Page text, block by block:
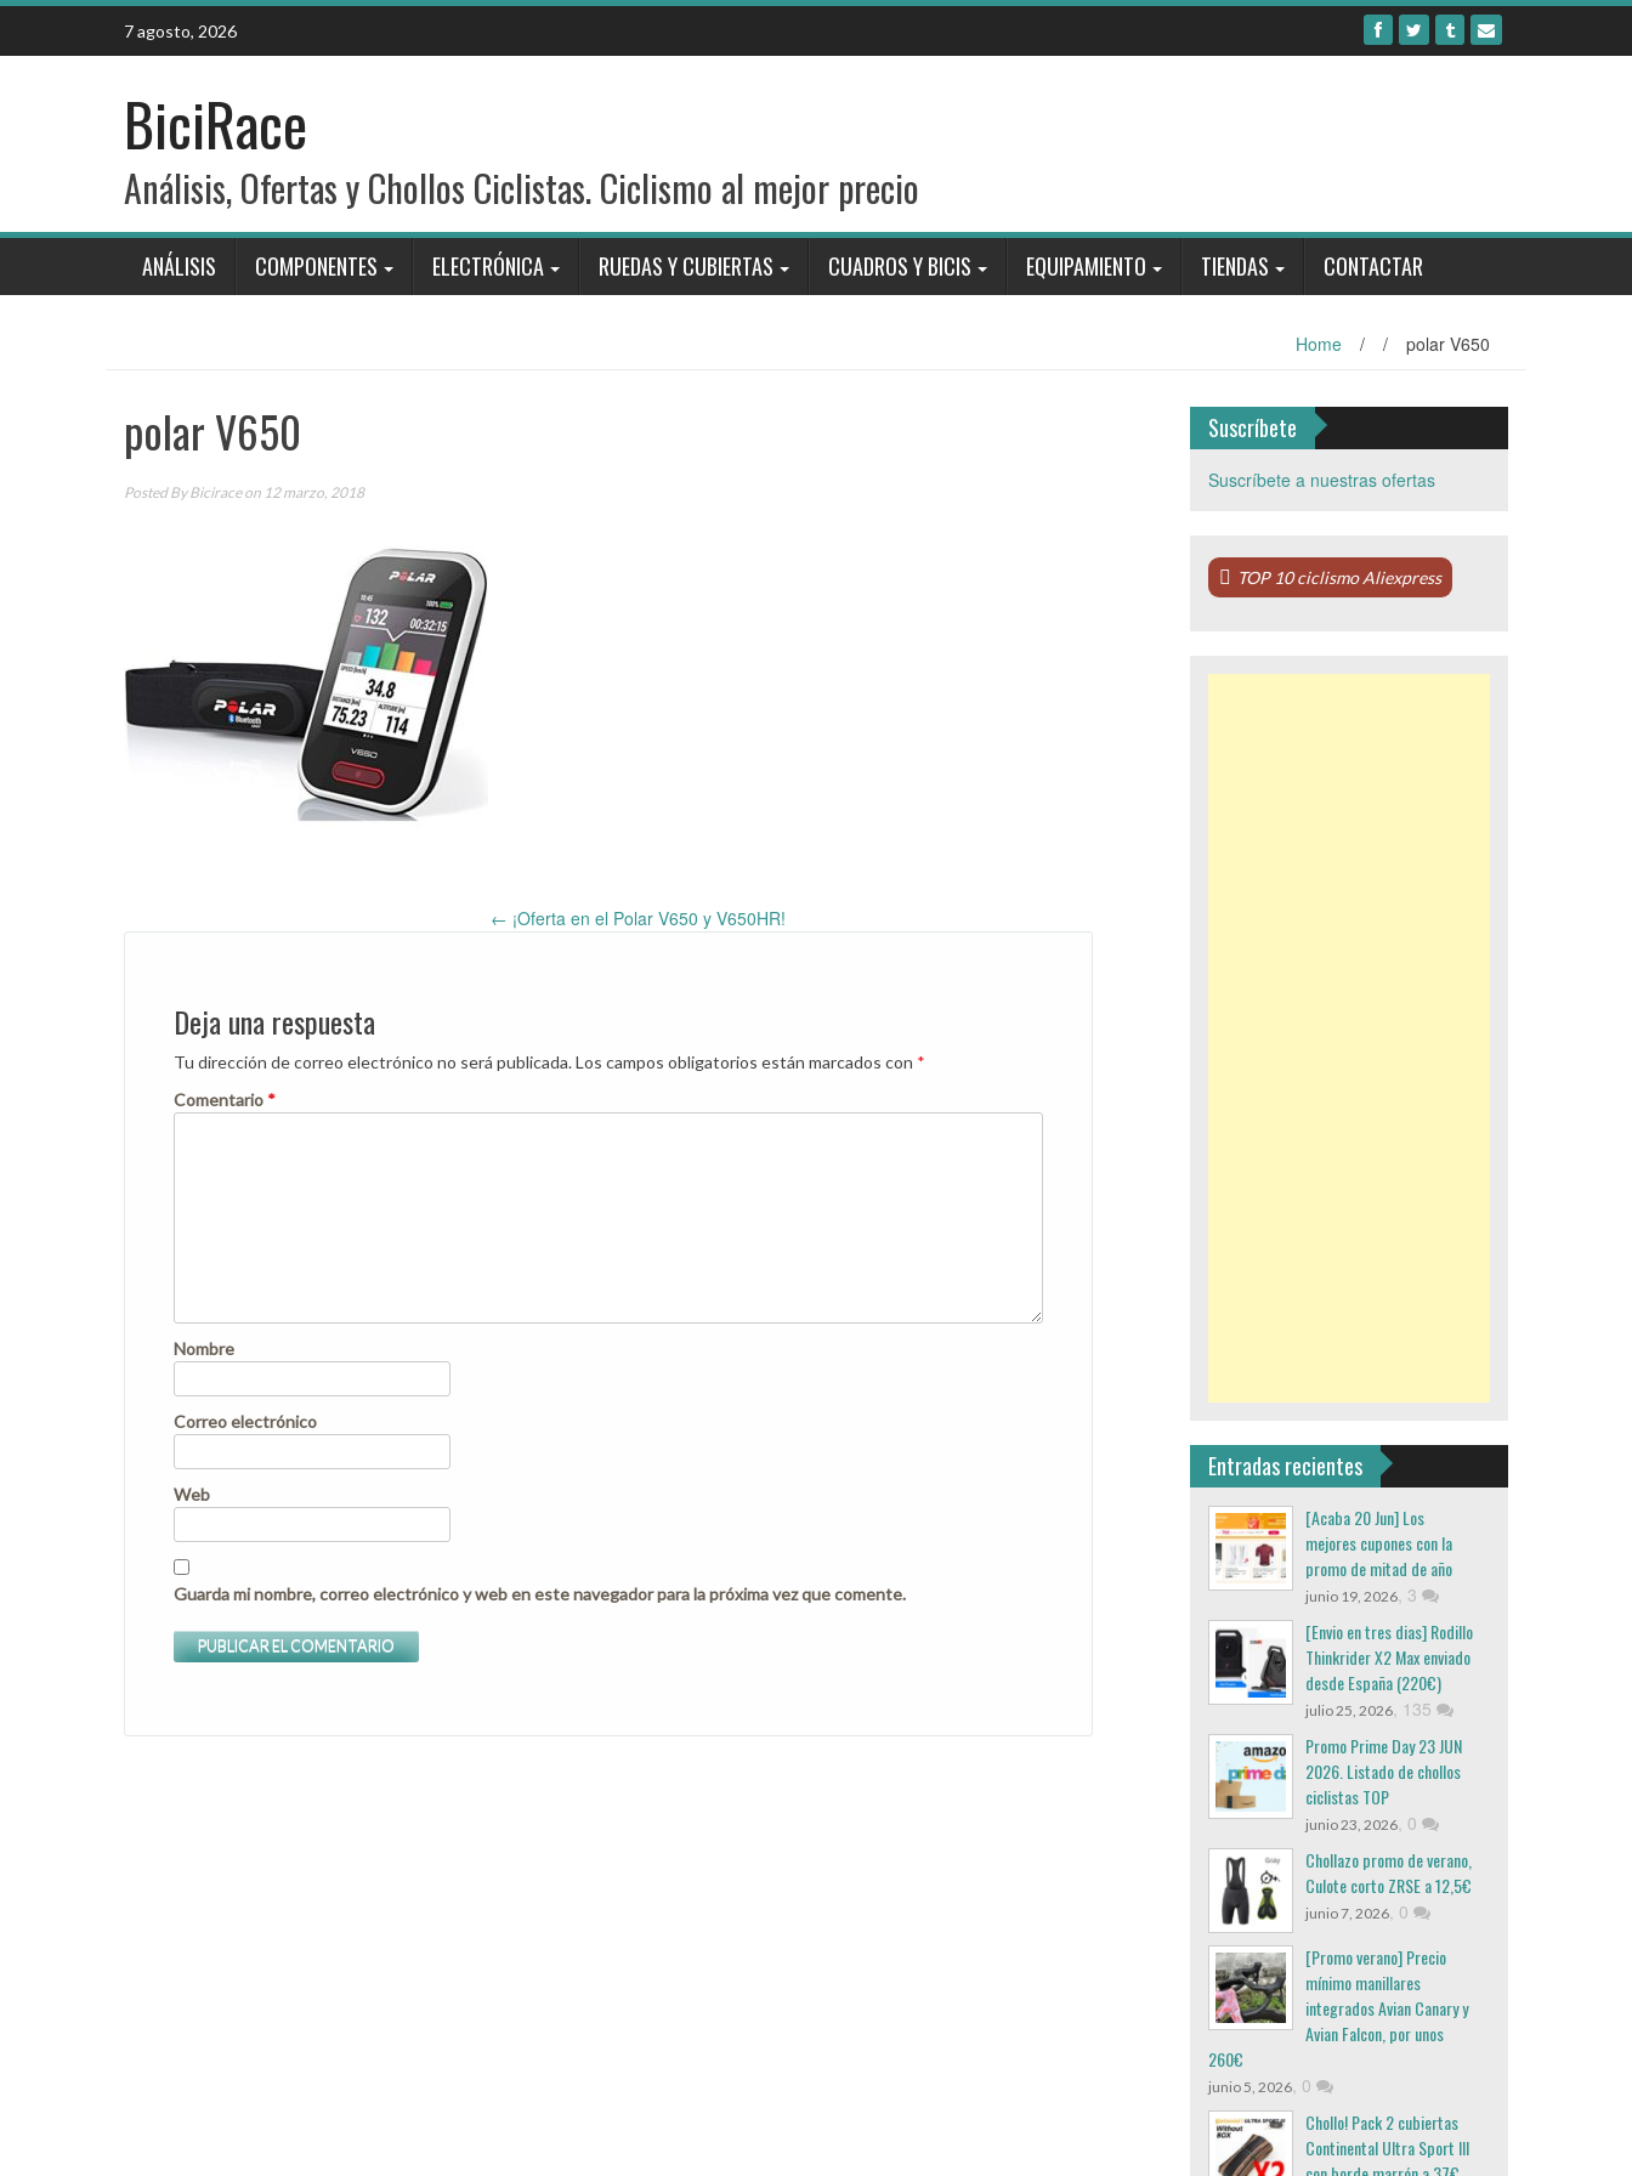
Skip
content
7 agosto, 2026
BiciRace
Análisis, Ofertas y Chollos Ciclistas. Ciclismo al mejor precio
ANÁLISIS COMPONENTES ELECTRÓNICA RUEDAS Y CUBIERTAS CUADROS Y BICIS EQUIPAMIENTO TIENDAS CONTACTAR
Home / / polar V650
polar V650
Posted ByBiciraceon 12 marzo, 2018
Post
navigation
← ¡Oferta en el Polar V650 y V650HR!
Deja una respuesta
Tu dirección de correo electrónico no será publicada.Los campos obligatorios están marcados con *
Comentario *
Nombre
Correo electrónico
Web
Guarda mi nombre, correo electrónico y web en este navegador para la próxima vez que comente.
Suscríbete
Suscríbete a nuestras ofertas
TOP 10 ciclismo Aliexpress
Entradas recientes
[Acaba 20 Jun] Los
mejores cupones con la
promo de mitad de año
junio 19, 2026, 3
[Envio en tres dias] Rodillo
Thinkrider X2 Max enviado
desde España (220€)
julio 25, 2026, 135
Promo Prime Day 23 JUN
2026. Listado de chollos
ciclistas TOP
junio 23, 2026, 0
Chollazo promo de verano,
Culote corto ZRSE a 12,5€
junio 7, 2026, 0
[Promo verano] Precio
mínimo manillares
integrados Avian Canary y
Avian Falcon, por unos
260€
junio 5, 2026, 0
Chollo! Pack 2 cubiertas
Continental Ultra Sport III